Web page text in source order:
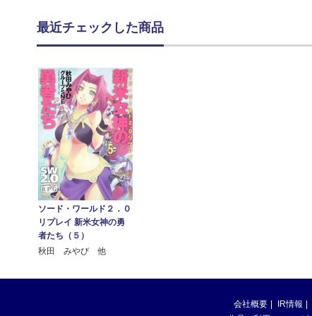
最近チェックした商品
ソード・ワールド２．０
リプレイ 新米女神の勇
者たち（５）
秋田 みやび 他
会社概要 IR情報